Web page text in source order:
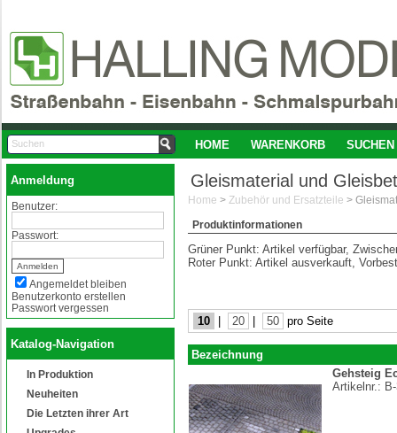
HOME WARENKORB SUCHEN
Anmeldung
Benutzer:
Passwort:
Angemeldet bleiben
Benutzerkonto erstellen
Passwort vergessen
Katalog-Navigation
In Produktion
Neuheiten
Die Letzten ihrer Art
Gleismaterial und
Home > Zubehör und Ersatzteile >
Produktinformationen
Grüner Punkt: Artikel verfügbar,
Roter Punkt: Artikel ausverkauft,
10 20 50 pro Seite
Bezeichnung
Gehsteig
Artikelnr.: